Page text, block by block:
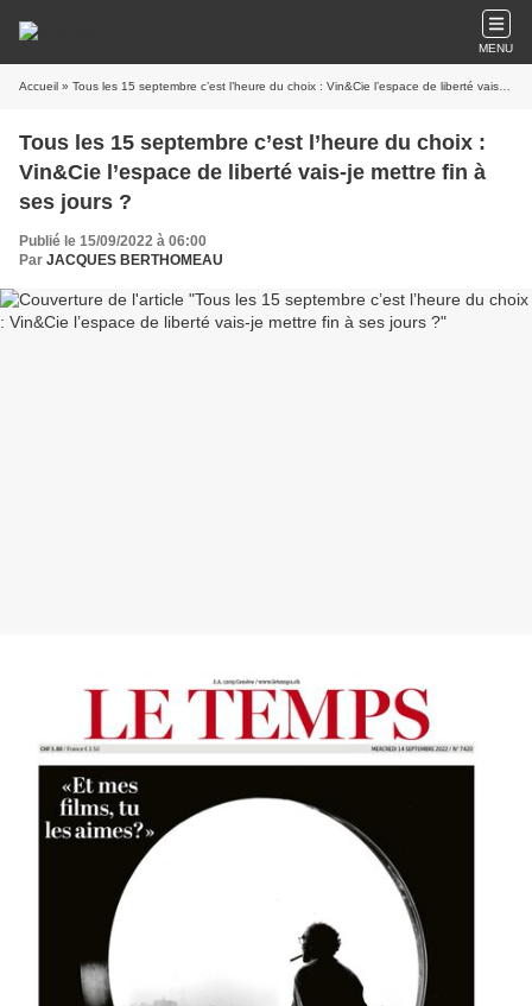
MENU
Accueil » Tous les 15 septembre c’est l’heure du choix : Vin&Cie l’espace de liberté vais-je mettre fin à ses jours ?
Tous les 15 septembre c’est l’heure du choix :
Vin&Cie l’espace de liberté vais-je mettre fin à
ses jours ?
Publié le 15/09/2022 à 06:00
Par JACQUES BERTHOMEAU